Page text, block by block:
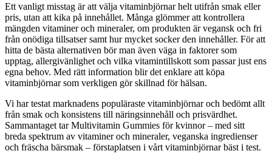
Ett vanligt misstag är att välja vitaminbjörnar helt utifrån smak eller
pris, utan att kika på innehållet. Många glömmer att kontrollera
mängden vitaminer och mineraler, om produkten är vegansk och fri
från onödiga tillsatser samt hur mycket socker den innehåller. För att
hitta de bästa alternativen bör man även väga in faktorer som
upptag, allergivänlighet och vilka vitamintillskott som passar just ens
egna behov. Med rätt information blir det enklare att köpa
vitaminbjörnar som verkligen gör skillnad för hälsan.
Vi har testat marknadens populäraste vitaminbjörnar och bedömt allt
från smak och konsistens till näringsinnehåll och prisvärdhet.
Sammantaget tar Multivitamin Gummies för kvinnor – med sitt
breda spektrum av vitaminer och mineraler, veganska ingredienser
och fräscha bärsmak – förstaplatsen i vårt vitaminbjörnar bäst i test.